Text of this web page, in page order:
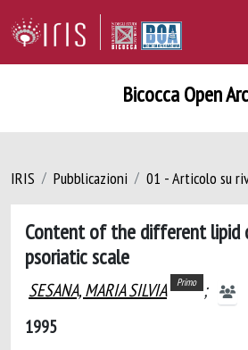
Bicocca Open
IRIS Pubblicazioni 01 - Articolo su
Content of the different lipid
psoriatic scale
SESANA, MARIA SILVIA Primo ;
1995